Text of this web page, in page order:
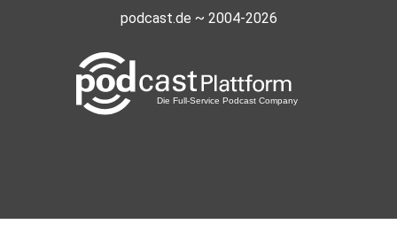
podcast.de ~ 2004-2026